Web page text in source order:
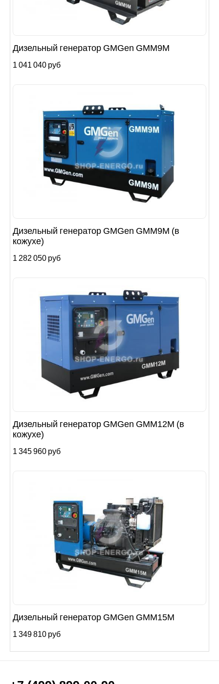
Дизельный генератор GMGen GMM9М
1 041 040 руб
Дизельный генератор GMGen GMM9М (в
кожухе)
1 282 050 руб
Дизельный генератор GMGen GMM12М (в
кожухе)
1 345 960 руб
Дизельный генератор GMGen GMM15М
1 349 810 руб